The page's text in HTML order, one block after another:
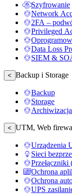
Szyfrowanie
Network
2FA –
Privileged
Data Loss
SIEM &
< Backup i Storage
Backup
Storage
< UTM, Web
Urządzenia
Sieci
Przełączniki
Ochrona
Ochrona
UPS